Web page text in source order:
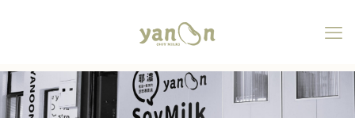
會員中心